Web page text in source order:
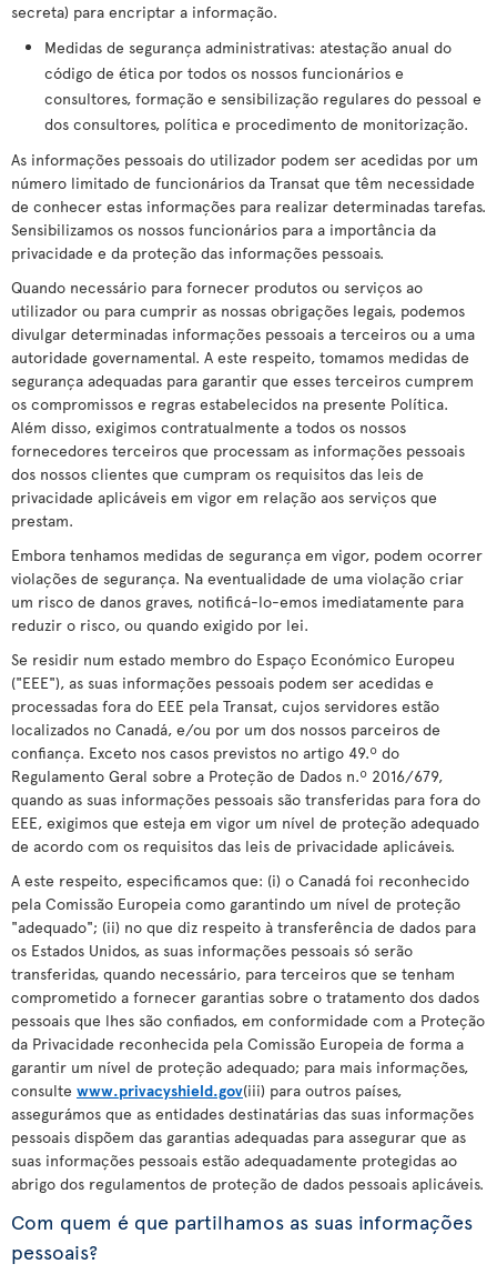
secreta) para encriptar a informação.
Medidas de segurança administrativas: atestação anual do
código de ética por todos os nossos funcionários e
consultores, formação e sensibilização regulares do pessoal e
dos consultores, política e procedimento de monitorização.
As informações pessoais do utilizador podem ser acedidas por um
número limitado de funcionários da Transat que têm necessidade
de conhecer estas informações para realizar determinadas tarefas.
Sensibilizamos os nossos funcionários para a importância da
privacidade e da proteção das informações pessoais.
Quando necessário para fornecer produtos ou serviços ao
utilizador ou para cumprir as nossas obrigações legais, podemos
divulgar determinadas informações pessoais a terceiros ou a uma
autoridade governamental. A este respeito, tomamos medidas de
segurança adequadas para garantir que esses terceiros cumprem
os compromissos e regras estabelecidos na presente Política.
Além disso, exigimos contratualmente a todos os nossos
fornecedores terceiros que processam as informações pessoais
dos nossos clientes que cumpram os requisitos das leis de
privacidade aplicáveis em vigor em relação aos serviços que
prestam.
Embora tenhamos medidas de segurança em vigor, podem ocorrer
violações de segurança. Na eventualidade de uma violação criar
um risco de danos graves, notificá-lo-emos imediatamente para
reduzir o risco, ou quando exigido por lei.
Se residir num estado membro do Espaço Económico Europeu
("EEE"), as suas informações pessoais podem ser acedidas e
processadas fora do EEE pela Transat, cujos servidores estão
localizados no Canadá, e/ou por um dos nossos parceiros de
confiança. Exceto nos casos previstos no artigo 49.º do
Regulamento Geral sobre a Proteção de Dados n.º 2016/679,
quando as suas informações pessoais são transferidas para fora do
EEE, exigimos que esteja em vigor um nível de proteção adequado
de acordo com os requisitos das leis de privacidade aplicáveis.
A este respeito, especificamos que: (i) o Canadá foi reconhecido
pela Comissão Europeia como garantindo um nível de proteção
"adequado"; (ii) no que diz respeito à transferência de dados para
os Estados Unidos, as suas informações pessoais só serão
transferidas, quando necessário, para terceiros que se tenham
comprometido a fornecer garantias sobre o tratamento dos dados
pessoais que lhes são confiados, em conformidade com a Proteção
da Privacidade reconhecida pela Comissão Europeia de forma a
garantir um nível de proteção adequado; para mais informações,
consulte www.privacyshield.gov(iii) para outros países,
assegurámos que as entidades destinatárias das suas informações
pessoais dispõem das garantias adequadas para assegurar que as
suas informações pessoais estão adequadamente protegidas ao
abrigo dos regulamentos de proteção de dados pessoais aplicáveis.
Com quem é que partilhamos as suas informações
pessoais?